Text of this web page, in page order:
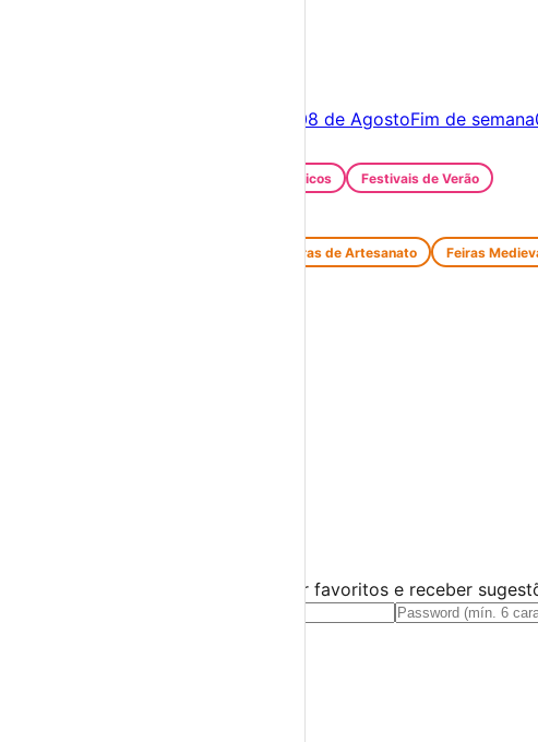
08 de AgostoFim de semana
Festivais Gastronómicos Festivais de Verão
Feiras de Artesanato Feiras
Cria uma conta gratuita para guardar favoritos e receber